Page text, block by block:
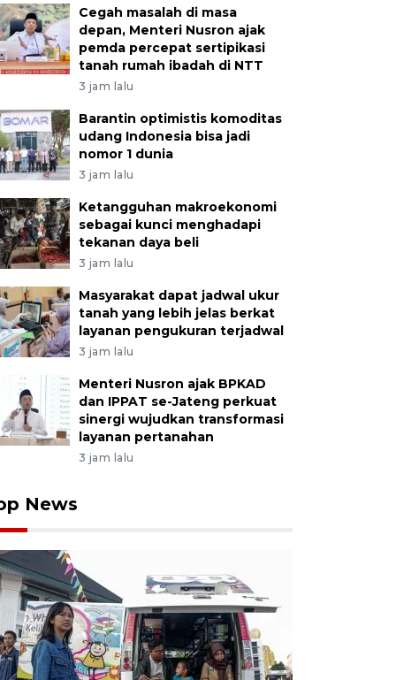
Cegah masalah di masa
depan, Menteri Nusron ajak
pemda percepat sertipikasi
tanah rumah ibadah di NTT
3 jam lalu
Barantin optimistis komoditas
udang Indonesia bisa jadi
nomor 1 dunia
3 jam lalu
Ketangguhan makroekonomi
sebagai kunci menghadapi
tekanan daya beli
3 jam lalu
Masyarakat dapat jadwal ukur
tanah yang lebih jelas berkat
layanan pengukuran terjadwal
3 jam lalu
Menteri Nusron ajak BPKAD
dan IPPAT se-Jateng perkuat
sinergi wujudkan transformasi
layanan pertanahan
3 jam lalu
News